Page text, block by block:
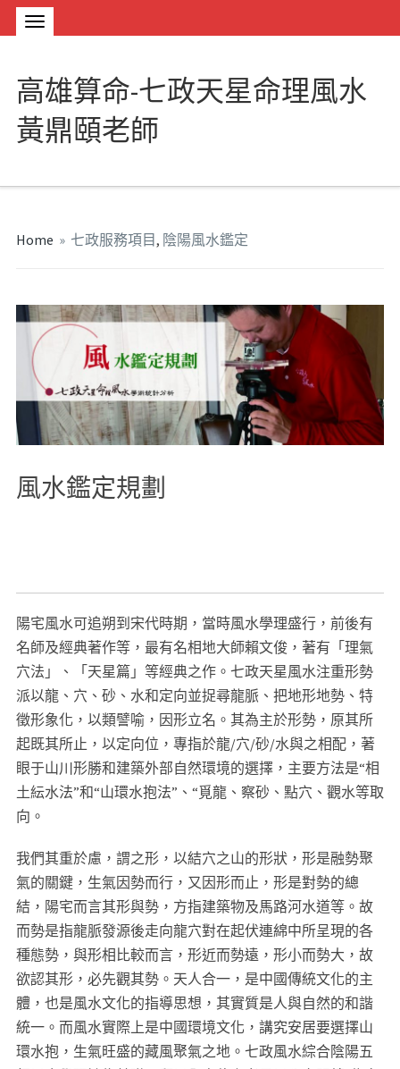
高雄算命-七政天星命理風水
黃鼎頤老師
Home » 七政服務項目 , 陰陽風水鑑定
風水鑑定規劃
陽宅風水可追朔到宋代時期，當時風水學理盛行，前後有
名師及經典著作等，最有名相地大師賴文俊，著有「理氣
穴法」、「天星篇」等經典之作。七政天星風水注重形勢
派以龍、穴、砂、水和定向並捉尋龍脈、把地形地勢、特
徵形象化，以類譬喻，因形立名。其為主於形勢，原其所
起既其所止，以定向位，專指於龍/穴/砂/水與之相配，著
眼于山川形勝和建築外部自然環境的選擇，主要方法是“相
土紜水法”和“山環水抱法”、“覓龍、察砂、點穴、觀水等取
向。
我們其重於慮，謂之形，以結穴之山的形狀，形是融勢聚
氣的關鍵，生氣因勢而行，又因形而止，形是對勢的總
結，陽宅而言其形與勢，方指建築物及馬路河水道等。故
而勢是指龍脈發源後走向龍穴對在起伏連綿中所呈現的各
種態勢，與形相比較而言，形近而勢遠，形小而勢大，故
欲認其形，必先觀其勢。天人合一，是中國傳統文化的主
體，也是風水文化的指導思想，其實質是人與自然的和諧
統一。而風水實際上是中國環境文化，講究安居要選擇山
環水抱，生氣旺盛的藏風聚氣之地。七政風水綜合陰陽五